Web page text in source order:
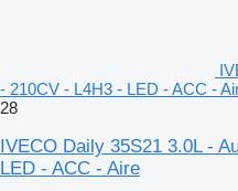
- 210CV - L4H3 - LED - ACC -
28
IVECO Daily 35S21 3.0L -
LED - ACC - Aire